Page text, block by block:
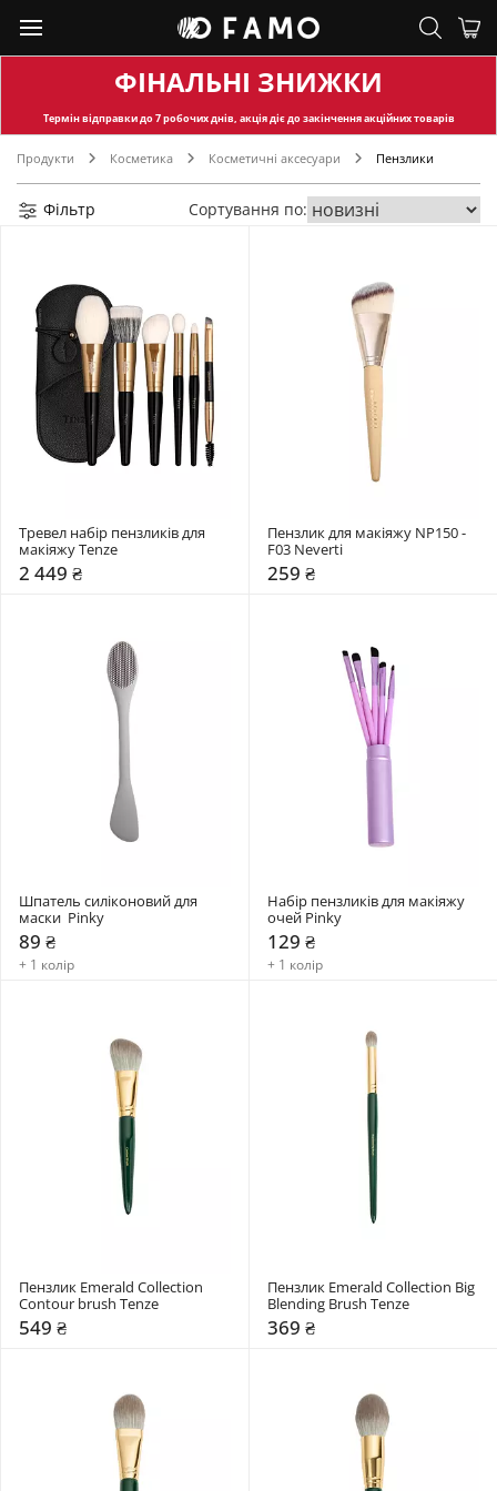
ФІНАЛЬНІ ЗНИЖКИ
Термін відправкидо 7 робочих днів, акція діє до закінчення акційних товарів
Продукти Косметика Косметичні аксесуари Пензлики
Фільтр Сортування по:
Тревел набір пензликів для
макіяжу Tenze
2 449 ₴
Пензлик для макіяжу NP150 -
F03 Neverti
259 ₴
Шпатель силіконовий для
маски  Pinky
89 ₴
+ 1 колір
Набір пензликів для макіяжу
очей Pinky
129 ₴
+ 1 колір
Пензлик Emerald Collection
Contour brush Tenze
549 ₴
Пензлик Emerald Collection Big
Blending Brush Tenze
369 ₴